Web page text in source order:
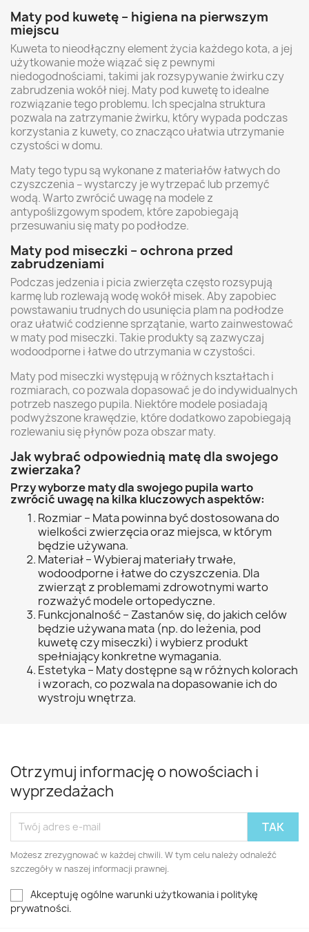
Maty pod kuwetę – higiena na pierwszym
miejscu
Kuweta to nieodłączny element życia każdego kota, a jej
użytkowanie może wiązać się z pewnymi
niedogodnościami, takimi jak rozsypywanie żwirku czy
zabrudzenia wokół niej. Maty pod kuwetę to idealne
rozwiązanie tego problemu. Ich specjalna struktura
pozwala na zatrzymanie żwirku, który wypada podczas
korzystania z kuwety, co znacząco ułatwia utrzymanie
czystości w domu.
Maty tego typu są wykonane z materiałów łatwych do
czyszczenia – wystarczy je wytrzepać lub przemyć
wodą. Warto zwrócić uwagę na modele z
antypoślizgowym spodem, które zapobiegają
przesuwaniu się maty po podłodze.
Maty pod miseczki – ochrona przed
zabrudzeniami
Podczas jedzenia i picia zwierzęta często rozsypują
karmę lub rozlewają wodę wokół misek. Aby zapobiec
powstawaniu trudnych do usunięcia plam na podłodze
oraz ułatwić codzienne sprzątanie, warto zainwestować
w maty pod miseczki. Takie produkty są zazwyczaj
wodoodporne i łatwe do utrzymania w czystości.
Maty pod miseczki występują w różnych kształtach i
rozmiarach, co pozwala dopasować je do indywidualnych
potrzeb naszego pupila. Niektóre modele posiadają
podwyższone krawędzie, które dodatkowo zapobiegają
rozlewaniu się płynów poza obszar maty.
Jak wybrać odpowiednią matę dla swojego
zwierzaka?
Przy wyborze maty dla swojego pupila warto
zwrócić uwagę na kilka kluczowych aspektów:
Rozmiar – Mata powinna być dostosowana do
wielkości zwierzęcia oraz miejsca, w którym
będzie używana.
Materiał – Wybieraj materiały trwałe,
wodoodporne i łatwe do czyszczenia. Dla
zwierząt z problemami zdrowotnymi warto
rozważyć modele ortopedyczne.
Funkcjonalność – Zastanów się, do jakich celów
będzie używana mata (np. do leżenia, pod
kuwetę czy miseczki) i wybierz produkt
spełniający konkretne wymagania.
Estetyka – Maty dostępne są w różnych kolorach
i wzorach, co pozwala na dopasowanie ich do
wystroju wnętrza.
Otrzymuj informację o nowościach i
wyprzedażach
Możesz zrezygnować w każdej chwili. W tym celu należy odnaleźć
szczegóły w naszej informacji prawnej.
Akceptuję ogólne warunki użytkowania i politykę
prywatności.